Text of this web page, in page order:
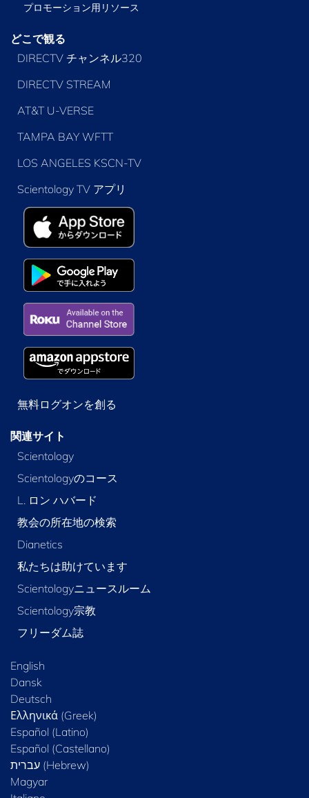
プロモーション用リソース
どこで観る
DIRECTV チャンネル320
DIRECTV STREAM
AT&T U-VERSE
TAMPA BAY WFTT
LOS ANGELES KSCN-TV
Scientology TV アプリ
無料ログオンを創る
関連サイト
Scientology
Scientologyのコース
L. ロン ハバード
教会の所在地の検索
Dianetics
私たちは助けています
Scientologyニュースルーム
Scientology宗教
フリーダム誌
English
Dansk
Deutsch
Ελληνικά (Greek)
Español (Latino)
Español (Castellano)
Magyar